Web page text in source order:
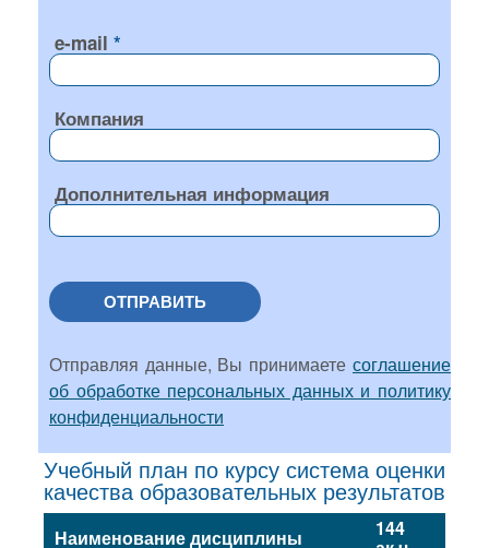
e-mail
Компания
Дополнительная информация
ОТПРАВИТЬ
Отправляя данные, Вы принимаете соглашение
об обработке персональных данных и политику
конфиденциальности
Учебный план по курсу система оценки
качества образовательных результатов
Наименование дисциплины 144